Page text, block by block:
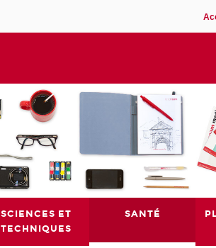
SCIENCES ET
TECHNIQUES
SANTÉ